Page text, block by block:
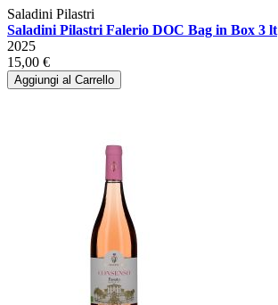
Saladini Pilastri
Saladini Pilastri Falerio DOC Bag in Box 3 lt
2025
15,00 €
Aggiungi al Carrello